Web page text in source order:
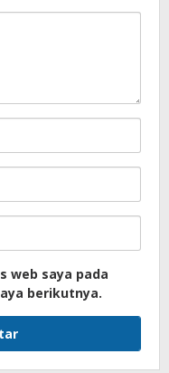
web saya pada
berikutnya.